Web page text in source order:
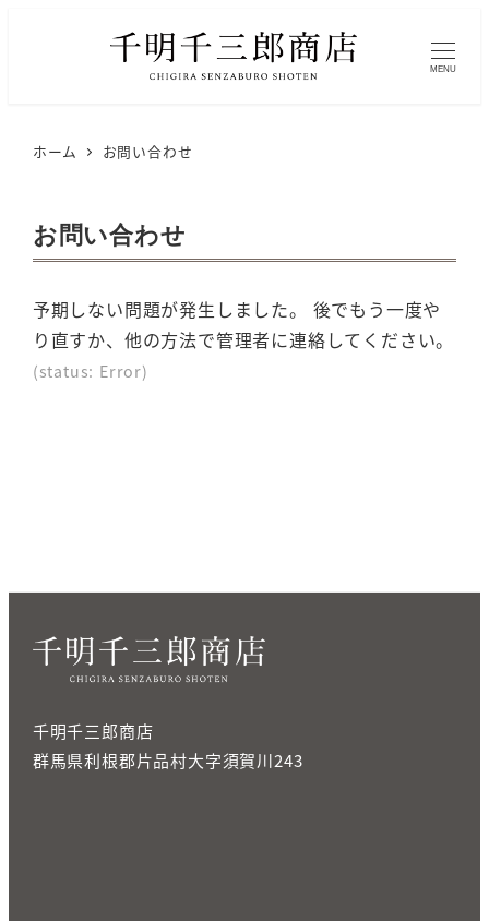
MENU
ホーム お問い合わせ
お問い合わせ
予期しない問題が発生しました。 後でもう一度や
り直すか、他の方法で管理者に連絡してください。
(status: Error)
千明千三郎商店
群馬県利根郡片品村大字須賀川243